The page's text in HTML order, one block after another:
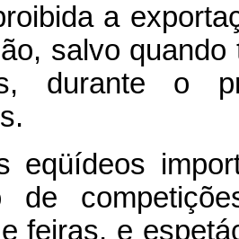
a
salvo
durante o
eqüídeos
de
feiras, e